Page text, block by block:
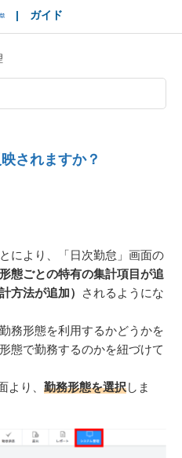
HRMOS
| ガイド
されますか？
により、「日次勤怠」画面の
態ごとの特有の集計項目が追
方法が追加）
されるようにな
務形態を利用するかどうかを
態で勤務するのかを紐づけて
より、 勤務形態を選択しま